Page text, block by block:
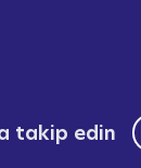
takip edin